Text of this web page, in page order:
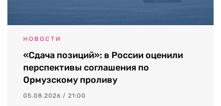
НОВОСТИ
«Сдача позиций»: в России оценили
перспективы соглашения по
Ормузскому проливу
05.08.2026 / 21:00